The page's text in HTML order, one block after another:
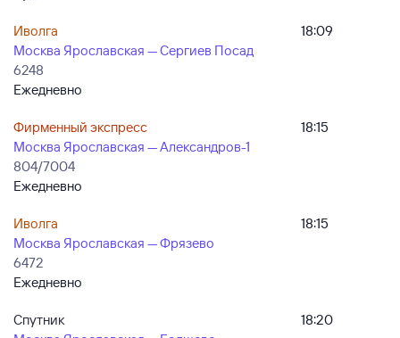
Иволга
Москва Ярославская — Сергиев Посад
6248
Ежедневно
18:09
Фирменный экспресс
Москва Ярославская — Александров-1
804/7004
Ежедневно
18:15
Иволга
Москва Ярославская — Фрязево
6472
Ежедневно
18:15
Спутник
18:20